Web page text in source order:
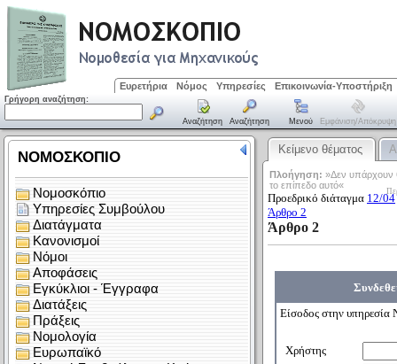
Ευρετήρια Νόμος Υπηρεσίες Επικοινωνία-Υποστήριξη
Γρήγορη αναζήτηση:
Αναζήτηση Αναζήτηση Μενού Εμφάνιση/απόκρυψη
Κείμενο θέματος